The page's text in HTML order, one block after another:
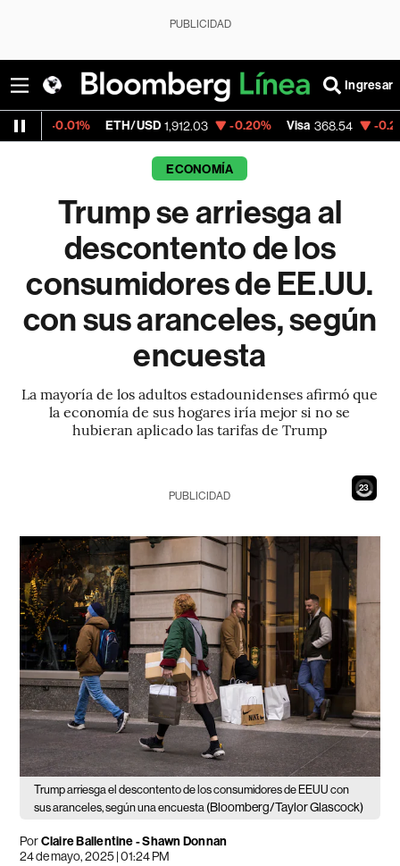
PUBLICIDAD
Ingresar
ETH/USD 1,912.03 -0.20% Visa 368.54 -0.28%
ECONOMÍA
Trump se arriesga al
descontento de los
consumidores de EE.UU.
con sus aranceles, según
encuesta
La mayoría de los adultos estadounidenses afirmó que
la economía de sus hogares iría mejor si no se
hubieran aplicado las tarifas de Trump
21
PUBLICIDAD
Trump arriesga el descontento de los consumidores de EEUU con
sus aranceles, según una encuesta (Bloomberg/Taylor Glascock)
PorClaire Ballentine - Shawn Donnan
24 de mayo, 2025 | 01:24 PM